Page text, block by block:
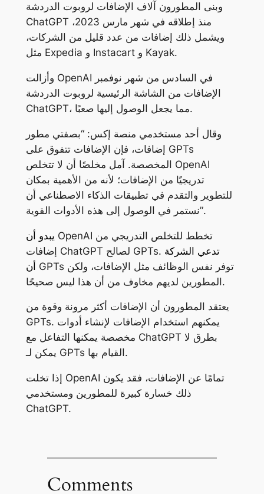
وبنى المطورون آلاف الإضافات لروبوت الدردشة
ChatGPT منذ إطلاقه في شهر مارس 2023،
ويشمل ذلك إضافات من عدد قليل من الشركات،
مثل Expedia و Instacart و Kayak.
وأزالت OpenAI في السادس من شهر نوفمبر
الإضافات من الشاشة الرئيسية لروبوت الدردشة
ChatGPT، مما يجعل الوصول إليها صعبًا.
وقال أحد مستخدمي منصة إكس: “بصفتي مطور
إضافات، فإن الإضافات تتفوق على GPTs
المخصصة. آمل مخلصًا أن لا تتخلص OpenAI
تدريجيًا من الإضافات؛ لأنه من الأهمية بمكان
للتطوير والتقدم في تطبيقات الذكاء الاصطناعي أن
نستمر في الوصول إلى هذه الأدوات القوية”.
OpenAI تخطط للتخلص التدريجي من
إضافات ChatGPT لصالح GPTs.
GPTs توفر نفس الوظائف مثل الإضافات، ولكن
المطورين لديهم مخاوف من أن هذا ليس صحيحًا.
يعتقد المطورون أن الإضافات أكثر مرونة وقوة من
GPTs. يمكنهم استخدام الإضافات لإنشاء أدوات
مخصصة يمكنها التفاعل مع ChatGPT بطرق لا
يمكن لـ GPTs القيام بها.
إذا تخلت OpenAI تمامًا عن الإضافات، فقد يكون
ذلك خسارة كبيرة للمطورين ومستخدمي
ChatGPT.
Comments